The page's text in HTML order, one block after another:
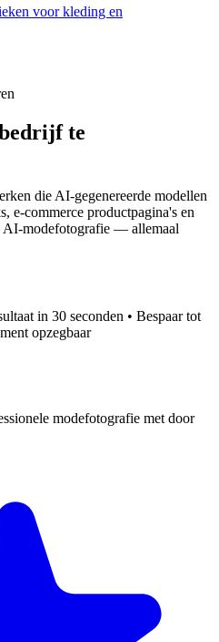
voor kleding en
te
die AI-gegenereerde modellen
e-commerce productpagina's en
AI-modefotografie — allemaal
in 30 seconden • Bespaar tot
opzegbaar
modefotografie met door